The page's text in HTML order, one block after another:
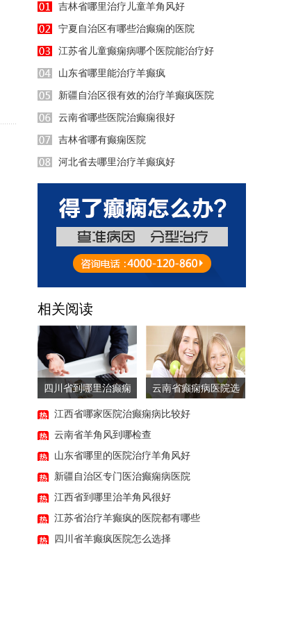
吉林省哪里治疗儿童羊角风好
宁夏自治区有哪些治癫痫的医院
江苏省儿童癫痫病哪个医院能治疗好
山东省哪里能治疗羊癫疯
新疆自治区很有效的治疗羊癫疯医院
云南省哪些医院治癫痫很好
吉林省哪有癫痫医院
河北省去哪里治疗羊癫疯好
相关阅读
四川省到哪里治癫痫
云南省癫痫病医院选
江西省哪家医院治癫痫病比较好
云南省羊角风到哪检查
山东省哪里的医院治疗羊角风好
新疆自治区专门医治癫痫病医院
江西省到哪里治羊角风很好
江苏省治疗羊癫疯的医院都有哪些
四川省羊癫疯医院怎么选择